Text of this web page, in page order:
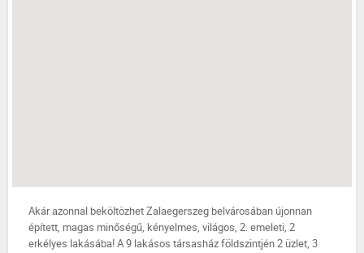
Akár azonnal beköltözhet Zalaegerszeg belvárosában újonnan
épített, magas minőségű, kényelmes, világos, 2. emeleti, 2
erkélyes lakásába! A 9 lakásos társasház földszintjén 2 üzlet, 3